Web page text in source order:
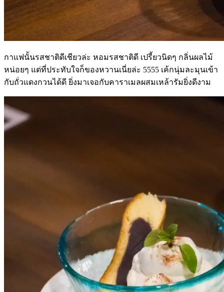
กาแฟนั้นรสชาติดีเชียวล่ะ หอมรสชาติดี เปรี้ยวนิดๆ กลิ่นผลไม้
หน่อยๆ แต่ที่ประทับใจก็ของหวานเนี่ยล่ะ 5555 เค้กนุ่มละมุนเข้า
กับถั่วแดงกวนได้ดี ยิ่งมาเจอกับคาราเมลผสมเหล้ารัมยิ่งดีงาม